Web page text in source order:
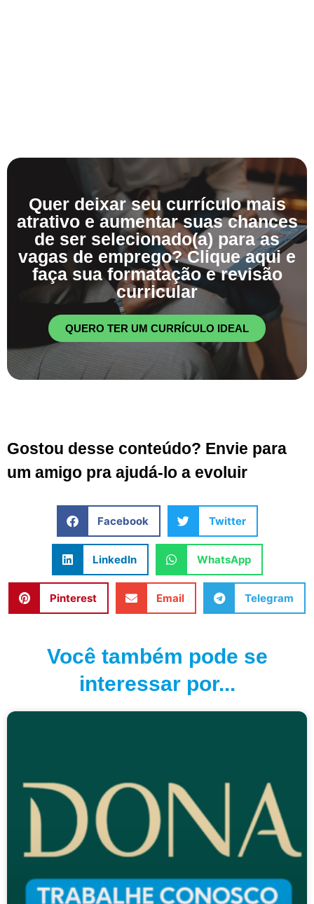
Quer deixar seu currículo mais
atrativo e aumentar suas chances
de ser selecionado(a) para as
vagas de emprego? Clique aqui e
faça sua formatação e revisão
curricular
QUERO TER UM CURRÍCULO IDEAL
Gostou desse conteúdo? Envie para
um amigo pra ajudá-lo a evoluir
Facebook Twitter
LinkedIn WhatsApp
Pinterest Email Telegram
Você também pode se
interessar por...